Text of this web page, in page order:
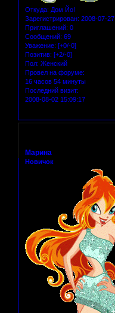
Откуда: Дом Йо!
Зарегистрирован: 2008-07-27
Приглашений: 0
Сообщений: 69
Уважение: [+0/-0]
Позитив: [+2/-0]
Пол: Женский
Провел на форуме:
16 часов 54 минуты
Последний визит:
2008-08-02 15:09:17
Марина
Новичок